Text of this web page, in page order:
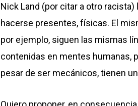
Nick Land (por citar a otro racista)
hacerse presentes, físicas. El
por ejemplo, siguen las mismas
contenidas en mentes humanas,
pesar de ser mecánicos, tienen